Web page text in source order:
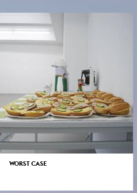
WORST CASE